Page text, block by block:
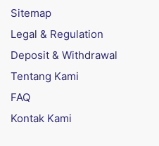
Sitemap
Legal & Regulation
Deposit & Withdrawal
Tentang Kami
FAQ
Kontak Kami